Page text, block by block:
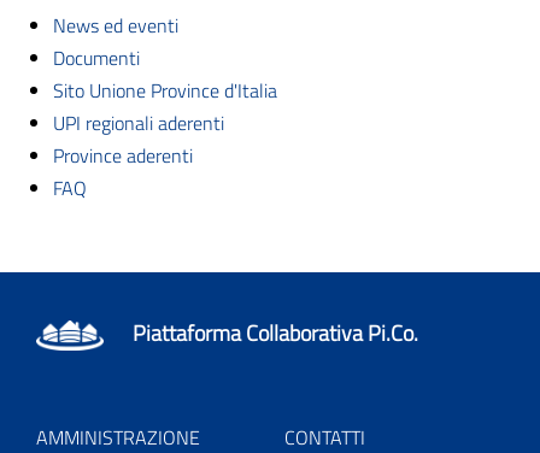
News ed eventi
Documenti
Sito Unione Province d'Italia
UPI regionali aderenti
Province aderenti
FAQ
Piattaforma Collaborativa Pi.Co.
AMMINISTRAZIONE
CONTATTI